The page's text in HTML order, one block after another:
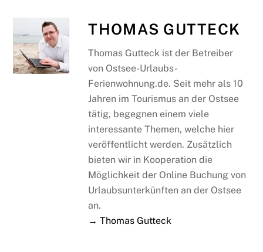
THOMAS GUTTECK
Thomas Gutteck ist der Betreiber
von Ostsee-Urlaubs-
Ferienwohnung.de. Seit mehr als 10
Jahren im Tourismus an der Ostsee
tätig, begegnen einem viele
interessante Themen, welche hier
veröffentlicht werden. Zusätzlich
bieten wir in Kooperation die
Möglichkeit der Online Buchung von
Urlaubsunterkünften an der Ostsee
an.
→ Thomas Gutteck